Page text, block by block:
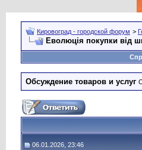
Кировоград - городской форум >
Еволюція покупки від
Обсуждение товаров и услуг
06.01.2026, 23:46